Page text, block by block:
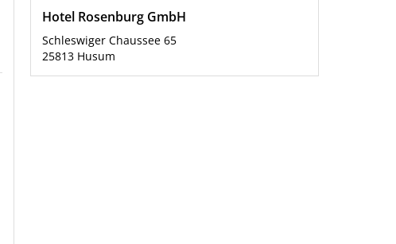
Hotel Rosenburg GmbH
Schleswiger Chaussee 65
25813 Husum